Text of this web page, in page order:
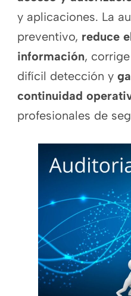
y aplicaciones. La
preventivo, reduce
información,
difícil detección y
continuidad
profesionales de